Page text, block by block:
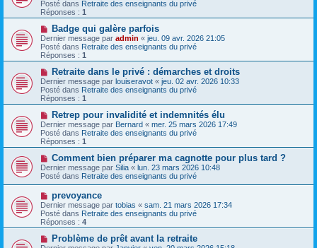
e
e
s
s
a
g
e
v
e
a
u
m
e
s
s
a
g
e
Posté dans Retraite des enseignants du privé
Réponses : 1
N
o
u
v
e
a
u
m
e
s
s
a
g
e
Badge qui galère parfois
Dernier message par admin « jeu. 09 avr. 2026 21:05
Posté dans Retraite des enseignants du privé
Réponses : 1
N
o
u
v
e
a
u
m
e
s
s
a
g
e
Retraite dans le privé : démarches et droits
Dernier message par louiseravot « jeu. 02 avr. 2026 10:33
Posté dans Retraite des enseignants du privé
Réponses : 1
N
o
u
v
e
a
m
e
a
g
e
Retrep pour invalidité et indemnités élu
Dernier message par Bernard « mer. 25 mars 2026 17:49
Posté dans Retraite des enseignants du privé
Réponses : 1
N
o
u
v
u
m
e
s
Comment bien préparer ma cagnotte pour plus tard ?
Dernier message par Silia « lun. 23 mars 2026 10:48
Posté dans Retraite des enseignants du privé
N
o
u
v
e
a
u
prevoyance
Dernier message par tobias « sam. 21 mars 2026 17:34
Posté dans Retraite des enseignants du privé
Réponses : 4
N
o
Problème de prêt avant la retraite